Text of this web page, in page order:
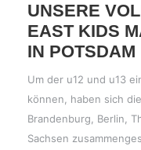
UNSERE
EAST KIDS
IN POTSDAM
Um der u12 und u13
können, haben sich
Brandenburg, Berlin,
Sachsen